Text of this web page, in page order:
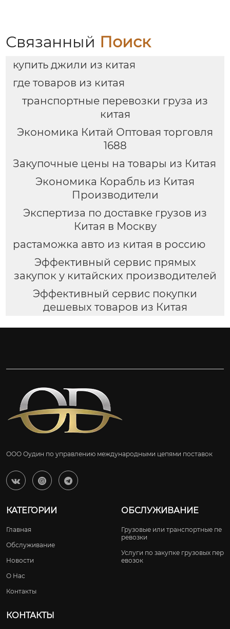
Связанный Поиск
купить джили из китая
где товаров из китая
транспортные перевозки груза из
китая
Экономика Китай Оптовая торговля
1688
Закупочные цены на товары из Китая
Экономика Корабль из Китая
Производители
Экспертиза по доставке грузов из
Китая в Москву
растаможка авто из китая в россию
Эффективный сервис прямых
закупок у китайских производителей
Эффективный сервис покупки
дешевых товаров из Китая
ООО Оудин по управлению международными цепями поставок
  
КАТЕГОРИИ
Главная
Обслуживание
Новости
О Нас
Контакты
ОБСЛУЖИВАНИЕ
Грузовые или транспортные пе
ревозки
Услуги по закупке грузовых пер
евозок
КОНТАКТЫ